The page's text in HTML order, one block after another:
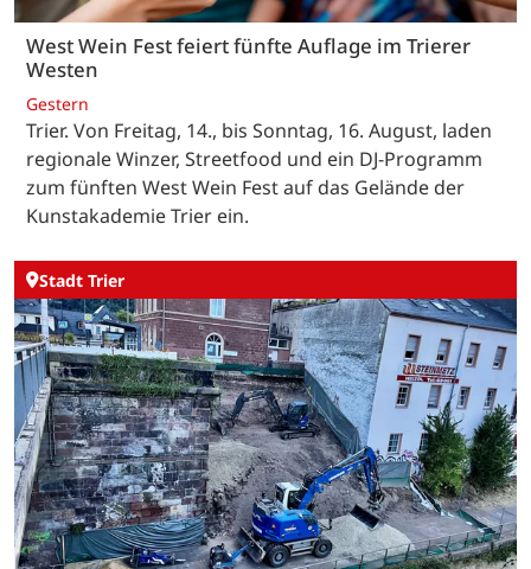
West Wein Fest feiert fünfte Auflage im Trierer
Westen
Gestern
Trier. Von Freitag, 14., bis Sonntag, 16. August, laden
regionale Winzer, Streetfood und ein DJ-Programm
zum fünften West Wein Fest auf das Gelände der
Kunstakademie Trier ein.
Stadt Trier